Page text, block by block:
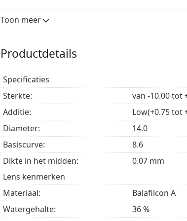
oogzorgspecialist, ook 's nachts worden
Voor wie zijn PureVision 2 for
Mensen met presbyopie die dichtbij scherp
Mensen die liever contactlenzen dragen
Mensen die de flexibiliteit willen van
vervanging.
Veelgestelde vragen
Hoe lang kun je PureVision 2 for Presbyopia
Toon meer
Productdetails
Specificaties
Sterkte:
van -10.00 tot
Additie:
Low(+0.75 tot
Diameter:
14.0
Basiscurve:
8.6
Dikte in het midden:
0.07 mm
Lens kenmerken
Materiaal:
Balafilcon A
Watergehalte:
36 %